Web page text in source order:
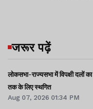
जरूर पढ़ें
लोकसभा-राज्यसभा में विपक्षी दलों का
तक के लिए स्थगित
Aug 07, 2026 01:34 PM